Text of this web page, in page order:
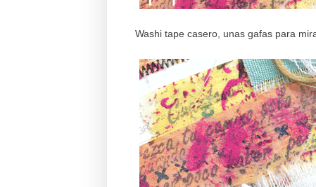
Washi tape casero, unas gafas para